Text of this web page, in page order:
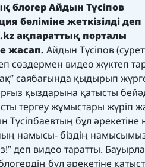
блогер Айдын Түсіпов
бөліміне жеткізілді деп
ақпараттық порталы
жасап. Айдын Түсіпов
сөздермен видео жүктеп
саябағында қыдырып
қыздарына қатысты
тергеу жұмыстары жүріп
Түсіпбаевтың бұл
намысы- біздің
деп видео таратты.
бұл әрекетіне